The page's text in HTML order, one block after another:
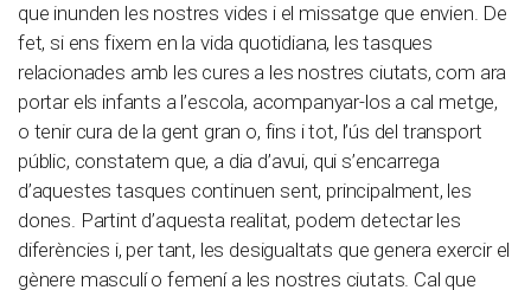
que inunden les nostres vides i el missatge que envien. De
fet, si ens fixem en la vida quotidiana, les tasques
relacionades amb les cures a les nostres ciutats, com ara
portar els infants a l’escola, acompanyar-los a cal metge,
o tenir cura de la gent gran o, fins i tot, l’ús del transport
públic, constatem que, a dia d’avui, qui s’encarrega
d’aquestes tasques continuen sent, principalment, les
dones. Partint d’aquesta realitat, podem detectar les
diferències i, per tant, les desigualtats que genera exercir el
gènere masculí o femení a les nostres ciutats. Cal que